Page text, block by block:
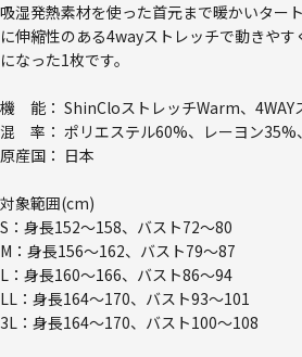
吸湿発熱素材を使った首元まで暖かいター
に伸縮性のある4wayストレッチで動きやす
になった1枚です。
機 能： ShinCloストレッチWarm、4WAY
混 率： ポリエステル60%、レーヨン35%
原産国： 日本
対象範囲(cm)
S：身長152～158、バスト72～80
M：身長156～162、バスト79～87
L：身長160～166、バスト86～94
LL：身長164～170、バスト93～101
3L：身長164～170、バスト100～108